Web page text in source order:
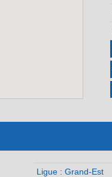
Ligue : Grand-Est